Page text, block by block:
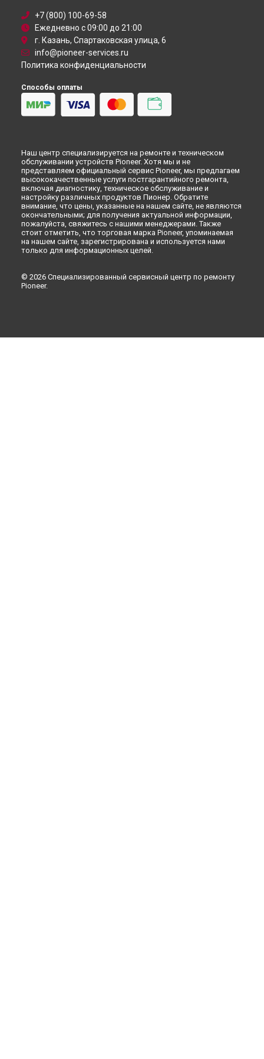
+7 (800) 100-69-58
Ежедневно с 09:00 до 21:00
г. Казань, Спартаковская улица, 6
info@pioneer-services.ru
Политика конфиденциальности
Способы оплаты
Наш центр специализируется на ремонте и техническом
обслуживании устройств Pioneer. Хотя мы и не
представляем официальный сервис Pioneer, мы предлагаем
высококачественные услуги постгарантийного ремонта,
включая диагностику, техническое обслуживание и
настройку различных продуктов Пионер. Обратите
внимание, что цены, указанные на нашем сайте, не являются
окончательными; для получения актуальной информации,
пожалуйста, свяжитесь с нашими менеджерами. Также
стоит отметить, что торговая марка Pioneer, упоминаемая
на нашем сайте, зарегистрирована и используется нами
только для информационных целей.
© 2026 Специализированный сервисный центр по ремонту
Pioneer.